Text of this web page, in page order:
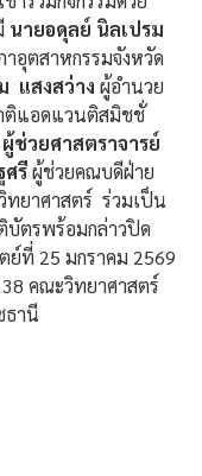
นายอดุลย์ นิลเปรม
อุตสาหกรรมจังหวัด
แสงสว่าง ผู้อำนวย
ติแอดแวนติสมิชชั่
ผู้ช่วยศาสตราจารย์
ศรี ผู้ช่วยคณบดีฝ่าย
ทยาศาสตร์  ร่วมเป็น
บัตรพร้อมกล่าวปิด
ย์ที่ 25 มกราคม 2569
คณะวิทยาศาสตร์
ธานี